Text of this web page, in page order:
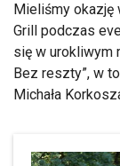
Mieliśmy
Grill podczas
się w urokliwym
Bez reszty”, w
Michała